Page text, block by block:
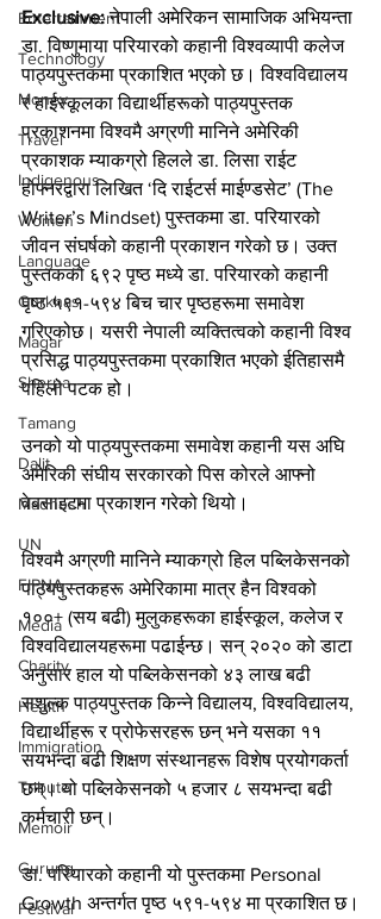
Entertainment
Technology
Money
Travel
Indigenous
Women
Language
Gurkhas
Magar
Sherpa
Tamang
Dalit
Madhesh
UN
FIPNA
Media
Charity
Health
Immigration
Tribute
Memoir
Gurung
Festival
Exclusive: नेपाली अमेरिकन सामाजिक अभियन्ता
डा. विष्णुमाया परियारको कहानी विश्वव्यापी कलेज
पाठ्यपुस्तकमा प्रकाशित भएको छ। विश्वविद्यालय
र हाईस्कूलका विद्यार्थीहरूको पाठ्यपुस्तक
प्रकाशनमा विश्वमै अग्रणी मानिने अमेरिकी
प्रकाशक म्याकग्रो हिलले डा. लिसा राईट
होफ्नरद्वारा लिखित ‘दि राईटर्स माईण्डसेट’ (The
Writer’s Mindset) पुस्तकमा डा. परियारको
जीवन संघर्षको कहानी प्रकाशन गरेको छ। उक्त
पुस्तकको ६९२ पृष्ठ मध्ये डा. परियारको कहानी
पृष्ठ ५९१-५९४ बिच चार पृष्ठहरूमा समावेश
गरिएकोछ। यसरी नेपाली व्यक्तित्वको कहानी विश्व
प्रसिद्ध पाठ्यपुस्तकमा प्रकाशित भएको ईतिहासमै
पहिलो पटक हो।
उनको यो पाठ्यपुस्तकमा समावेश कहानी यस अघि
अमेरिकी संघीय सरकारको पिस कोरले आफ्नो
वेबसाइटमा प्रकाशन गरेको थियो।
विश्वमै अग्रणी मानिने म्याकग्रो हिल पब्लिकेसनको
पाठ्यपुस्तकहरू अमेरिकामा मात्र हैन विश्वको
१००+ (सय बढी) मुलुकहरूका हाईस्कूल, कलेज र
विश्वविद्यालयहरूमा पढाईन्छ। सन् २०२० को डाटा
अनुसार हाल यो पब्लिकेसनको ४३ लाख बढी
सशुल्क पाठ्यपुस्तक किन्ने विद्यालय, विश्वविद्यालय,
विद्यार्थीहरू र प्रोफेसरहरू छन् भने यसका ११
सयभन्दा बढी शिक्षण संस्थानहरू विशेष प्रयोगकर्ता
छन्। यो पब्लिकेसनको ५ हजार ८ सयभन्दा बढी
कर्मचारी छन्।
डा. परियारको कहानी यो पुस्तकमा Personal
Growth अन्तर्गत पृष्ठ ५९१-५९४ मा प्रकाशित छ।